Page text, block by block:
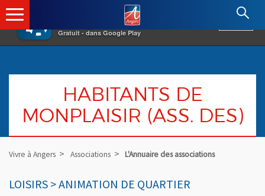
×
Gratuit - dans Google Play
Angers.fr : Retour à l'accueil
HABITANTS DE
MONPLAISIR (ASS. DES)
Vivre à Angers Associations L'Annuaire des associations
LOISIRS > ANIMATION DE QUARTIER